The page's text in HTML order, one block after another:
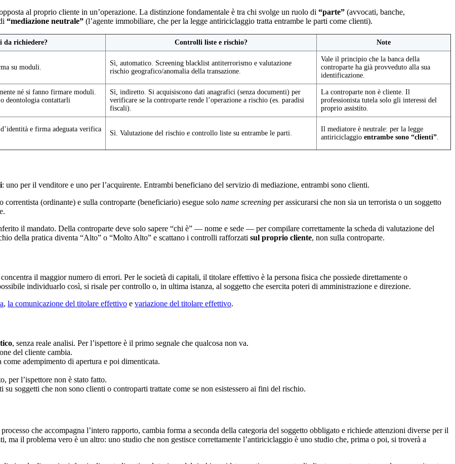
al proprio cliente in un’operazione. La distinzione fondamentale è tra chi svolge un ruolo di “parte” (avvocati, banche,
“mediazione neutrale” (l’agente immobiliare, che per la legge antiriciclaggio tratta entrambe le parti come clienti).
da richiedere? Controlli liste e rischio? Note
su moduli.
Sì, automatico. Screening blacklist antiterrorismo e valutazione
rischio geografico/anomalia della transazione.
Vale il principio che la banca della
controparte ha già provveduto alla sua
identificazione.
né si fanno firmare moduli.
deontologia contattarli
Sì, indiretto. Si acquisiscono dati anagrafici (senza documenti) per
verificare se la controparte rende l’operazione a rischio (es. paradisi
fiscali).
La controparte non è cliente. Il
professionista tutela solo gli interessi del
proprio assistito.
e firma adeguata verifica
Sì. Valutazione del rischio e controllo liste su entrambe le parti.
Il mediatore è neutrale: per la legge
antiriciclaggio entrambe sono “clienti”.
: uno per il venditore e uno per l’acquirente. Entrambi beneficiano del servizio di mediazione, entrambi sono clienti.
(ordinante) e sulla controparte (beneficiario) esegue solo name screening per assicurarsi che non sia un terrorista o un soggetto
il mandato. Della controparte deve solo sapere “chi è” — nome e sede — per compilare correttamente la scheda di valutazione del
della pratica diventa “Alto” o “Molto Alto” e scattano i controlli rafforzati sul proprio cliente, non sulla controparte.
il maggior numero di errori. Per le società di capitali, il titolare effettivo è la persona fisica che possiede direttamente o
individuarlo così, si risale per controllo o, in ultima istanza, al soggetto che esercita poteri di amministrazione e direzione.
, la comunicazione del titolare effettivo e variazione del titolare effettivo.
, senza reale analisi. Per l’ispettore è il primo segnale che qualcosa non va.
del cliente cambia.
come adempimento di apertura e poi dimenticata.
per l’ispettore non è stato fatto.
su soggetti che non sono clienti o controparti trattate come se non esistessero ai fini del rischio.
che accompagna l’intero rapporto, cambia forma a seconda della categoria del soggetto obbligato e richiede attenzioni diverse per il
ma il problema vero è un altro: uno studio che non gestisce correttamente l’antiriciclaggio è uno studio che, prima o poi, si troverà a